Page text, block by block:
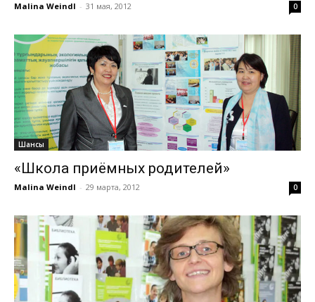
Malina Weindl - 31 мая, 2012 0
Шансы
«Школа приёмных родителей»
Malina Weindl - 29 марта, 2012 0